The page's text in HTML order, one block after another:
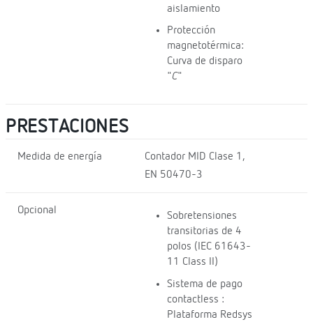
aislamiento
Protección
magnetotérmica:
Curva de disparo
"C"
PRESTACIONES
Medida de energía
Contador MID Clase 1,
EN 50470-3
Opcional
Sobretensiones
transitorias de 4
polos (IEC 61643-
11 Class II)
Sistema de pago
contactless :
Plataforma Redsys